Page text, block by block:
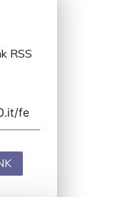
RSS